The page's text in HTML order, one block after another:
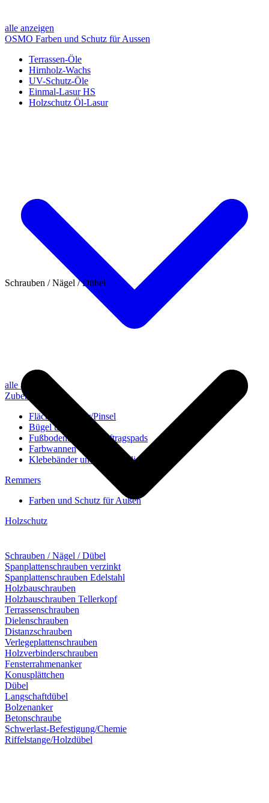
alle anzeigen
OSMO Farben und Schutz für Aussen
Terrassen-Öle
Hirnholz-Wachs
UV-Schutz-Öle
Einmal-Lasur HS
Holzschutz Öl-Lasur
alle anzeigen
Zubehör
Flächenstreicher/Pinsel
Bügel und Rollen
Fußbodenbürsten/Auftragspads
Farbwannen
Klebebänder und Abdeckvlies
Remmers
Farben und Schutz für Außen
Holzschutz
Schrauben / Nägel / Dübel
Schrauben / Nägel / Dübel
Spanplattenschrauben verzinkt
Spanplattenschrauben Edelstahl
Holzbauschrauben
Holzbauschrauben Tellerkopf
Terrassenschrauben
Dielenschrauben
Distanzschrauben
Verlegeplattenschrauben
Holzverbinderschrauben
Fensterrahmenanker
Konusplättchen
Dübel
Langschaftdübel
Bolzenanker
Betonschraube
Schwerlast-Befestigung/Chemie
Riffelstange/Holzdübel